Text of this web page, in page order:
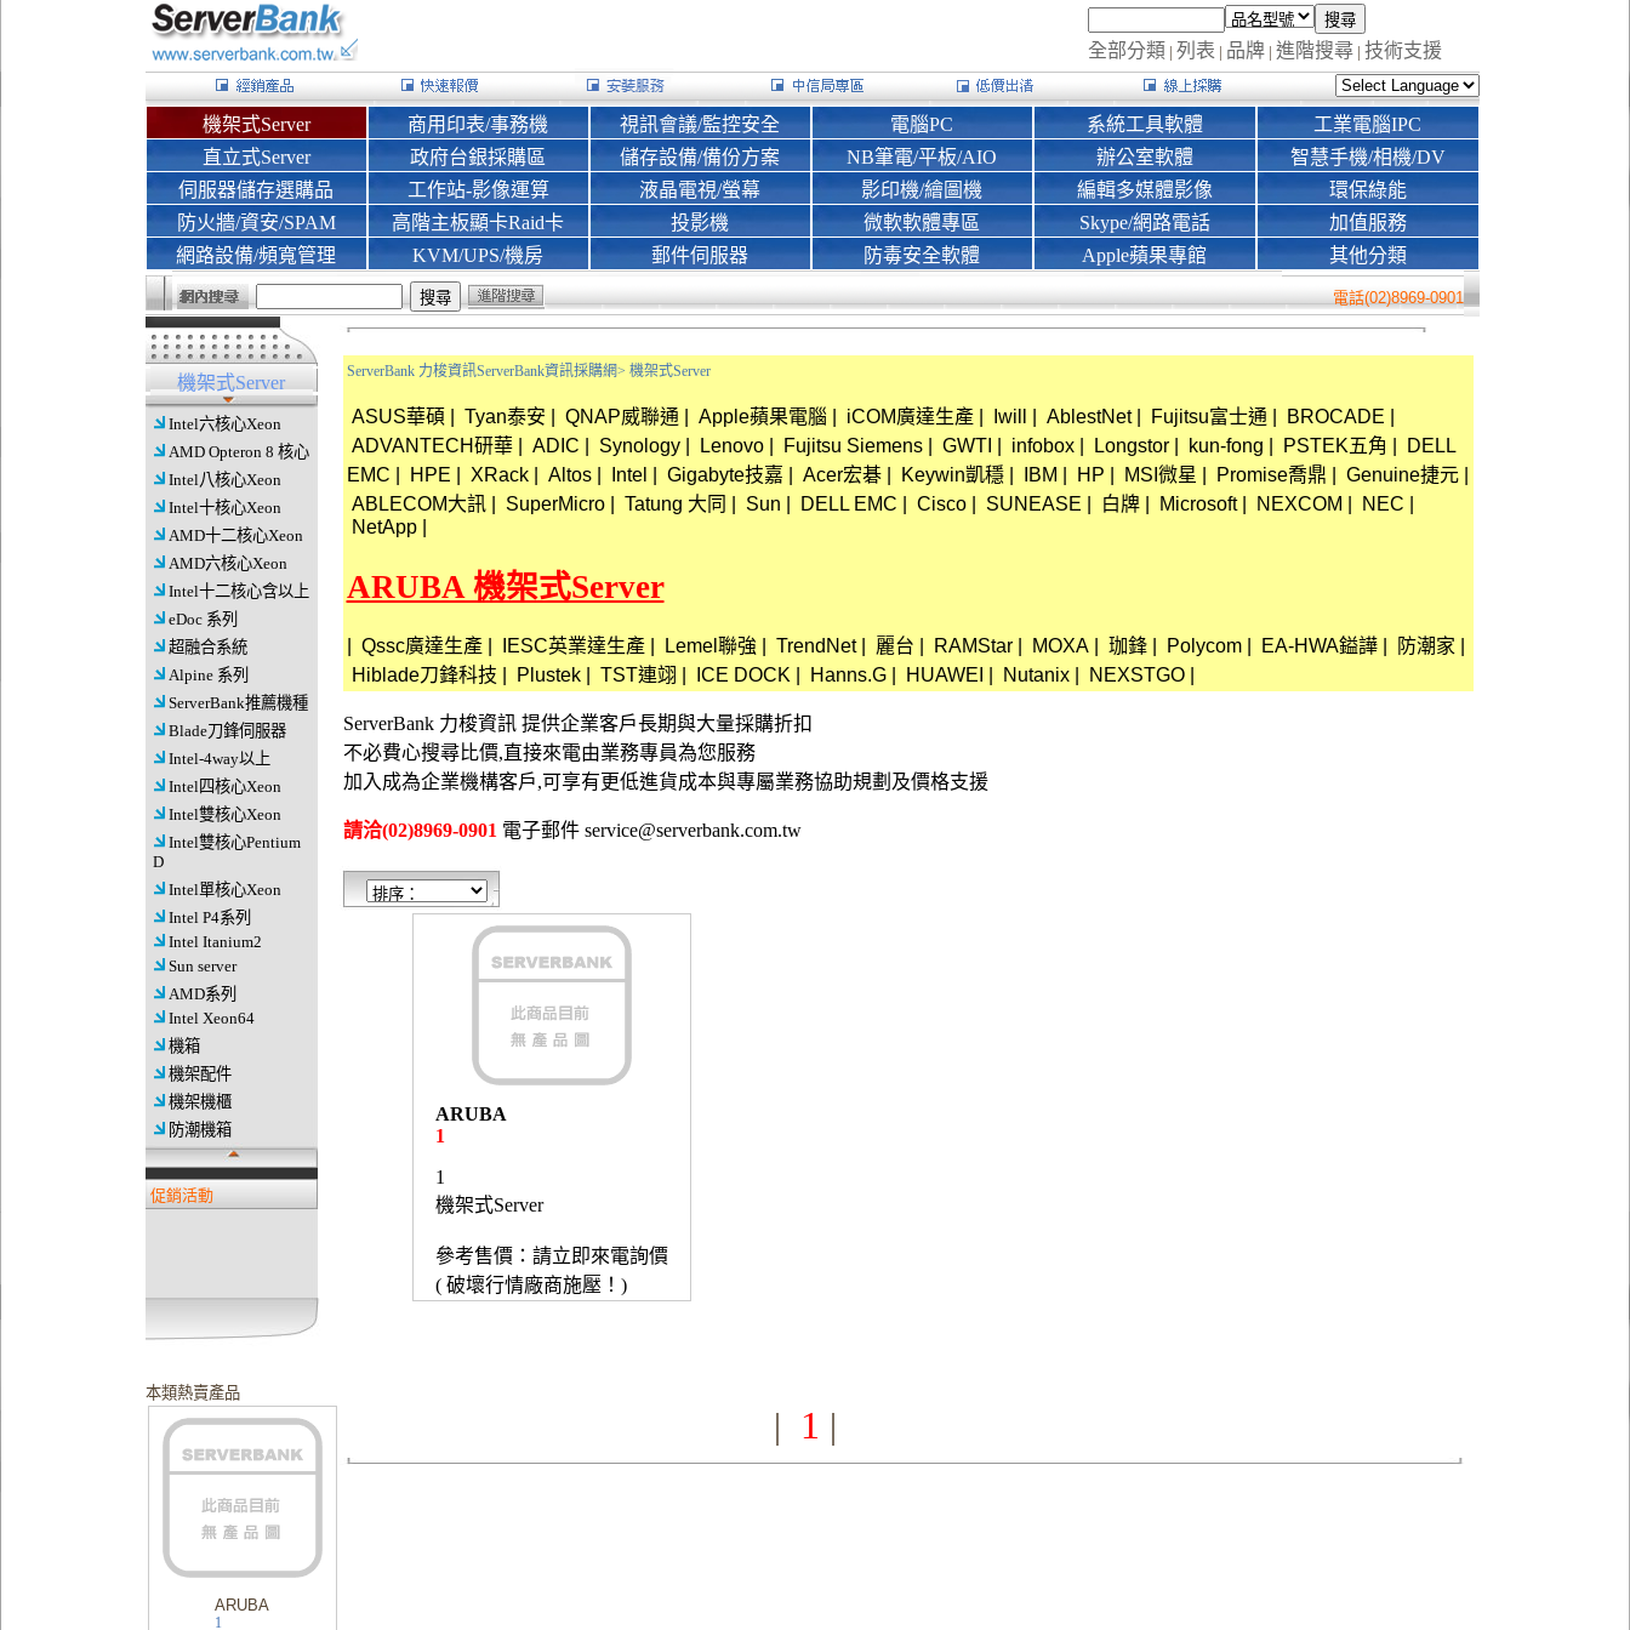
全部分類 | 列表 | 品牌| 進階搜尋| 技術支援
機架式Server
直立式Server
伺服器儲存選購品
防火牆/資安/SPAM
網路設備/頻寬管理
商用印表/事務機
政府台銀採購區
工作站-影像運算
高階主板顯卡Raid卡
KVM/UPS/機房
視訊會議/監控安全
儲存設備/備份方案
液晶電視/螢幕
投影機
郵件伺服器
電腦PC
NB筆電/平板/AIO
影印機/繪圖機
微軟軟體專區
防毒安全軟體
系統工具軟體
辦公室軟體
編輯多媒體影像
Skype/網路電話
Apple蘋果專館
工業電腦IPC
智慧手機/相機/DV
環保綠能
加值服務
其他分類
電話(02)8969-0901
機架式Server
Intel六核心Xeon
AMD Opteron 8 核心
Intel八核心Xeon
Intel十核心Xeon
AMD十二核心Xeon
AMD六核心Xeon
Intel十二核心含以上
eDoc 系列
超融合系統
Alpine 系列
ServerBank推薦機種
Blade刀鋒伺服器
Intel-4way以上
Intel四核心Xeon
Intel雙核心Xeon
Intel雙核心Pentium
D
Intel單核心Xeon
Intel P4系列
Intel Itanium2
Sun server
AMD系列
Intel Xeon64
機箱
機架配件
機架機櫃
防潮機箱
促銷活動
本類熱賣產品
ARUBA
1
ServerBank 力梭資訊ServerBank資訊採購網> 機架式Server
ASUS華碩 Tyan泰安 QNAP威聯通 Apple蘋果電腦 iCOM廣達生產 Iwill AblestNet Fujitsu富士通 BROCADE
ADVANTECH研華
ADIC Synology Lenovo Fujitsu Siemens GWTI infobox Longstor kun-fong PSTEK五角
DELL
EMC
HPE XRack Altos Intel Gigabyte技嘉 Acer宏碁 Keywin凱穩 IBM HP MSI微星 Promise喬鼎 Genuine捷元
ABLECOM大訊
SuperMicro Tatung 大同 Sun DELL EMC Cisco SUNEASE 白牌 Microsoft NEXCOM NEC
NetApp
ARUBA 機架式Server
Qssc廣達生產 IESC英業達生產 Lemel聯強 TrendNet 麗台 RAMStar MOXA 珈鋒 Polycom EA-HWA鎰譁 防潮家
Hiblade刀鋒科技
Plustek TST連翊 ICE DOCK Hanns.G HUAWEI Nutanix NEXSTGO
ServerBank 力梭資訊 提供企業客戶長期與大量採購折扣
不必費心搜尋比價,直接來電由業務專員為您服務
加入成為企業機構客戶,可享有更低進貨成本與專屬業務協助規劃及價格支援
請洽(02)8969-0901 電子郵件 service@serverbank.com.tw
ARUBA
1
1
機架式Server
參考售價：請立即來電詢價
( 破壞行情廠商施壓！)
| 1 |